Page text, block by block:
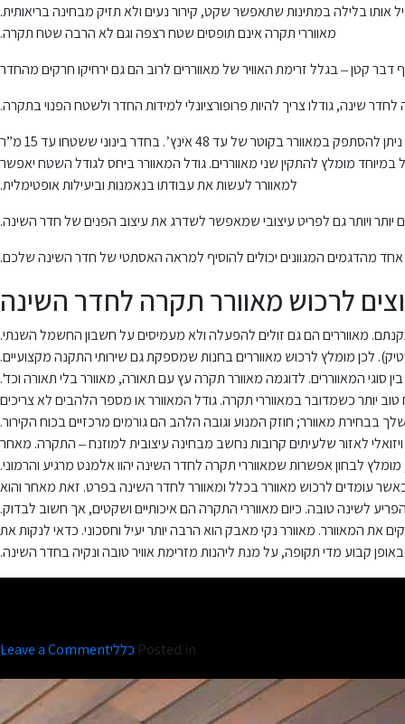
אותו בלילה במתינות שתאפשר שקט, קירור נעים ולא תזיק מבחינה בריאותית.
מאווררי תקרה אינם תופסים שטח רצפה וגם לא הרבה שטח תקרה.
דבר קטן – בגלל זרימת האוויר של מאווררים לרוב הם גם ירחיקו חרקים מהחדר
שינה, גודלו צריך להיות פרופורציונלי למידות החדר ולשטח הפנוי בתקרה.
התקנת מאוורר תקרה נעשית בד”כ במרכז החדר, על מנת להבטיח פיזור אוויר מיטבי. אם מעוניינים במאווררי תקרה לחדר שינה קטן בשטח של עד 10 מ”ר, ניתן להסתפק במאוורר בקוטר של עד 48 אינץ’. בחדר בינוני ששטחו עד 15 מ”ר
חדר השינה ממש גדול, בשטח של עד 30 מ”ר, כדאי להתקין מאוורר תקרה בקוטר 60 עד 90 אינץ'. בחלל גדול במיוחד מומלץ להתקין שני מאווררים. גודל המאוורר ביחס לגודל השטח יאפשר
למאוורר לעשות את עבודתו בנאמנות וביעילות אופטימלית.
יותר ויותר גם לפריט עיצובי שמאפשר לשדרג את עיצוב הפנים של חדר השינה.
מאווררים הם גם זולים להפעלה ולא מעמיסים על חשבון החשמל השנתי.
לכן מומלץ לרכוש מאווררים בחנות שמספקת גם שירותי התקנה מקצועיים.
המאווררים. לדוגמה מאוורר תקרה עץ עם תאורה, מאוורר בלי תאורה וכד'.
יותר כשמדובר במאווררי תקרה. גודל המאוורר או מספר הלהבים לא צריכים
בבחירת מאוורר; חוזק המנוע וגובה הלהב הם גורמים מרכזיים בכוח הקירור.
ויזואלי לאזור שלעיתים קרובות נחשב מבחינה עיצובית למוזנח – התקרה. מאחר
לבחון אפשרות שמאווררי תקרה לחדר השינה יהוו אלמנט מרגיע והרמוני.
עומדים לרכוש מאוורר בכלל ומאוורר לחדר השינה בפרט. זאת מאחר והוא
לשינה טובה. כיום מאווררי התקרה הם איכותיים ושקטים, אך חשוב לבדוק.
המאוורר. מאוורר נקי מאבק הוא הרבה יותר יעיל וחסכוני. כדאי לנקות את
קבוע מדי תקופה, על מנת ליהנות מזרימת אוויר טובה ונקיה בחדר השינה.
Posted in כלליLeave a Comment